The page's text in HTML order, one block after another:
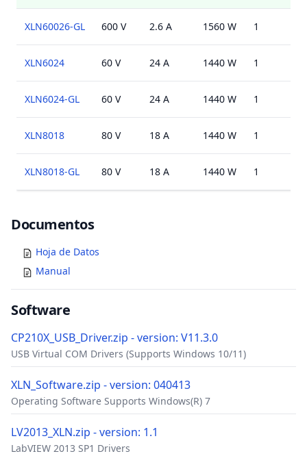
XLN60026-GL 600 V 2.6 A 1560 W 1
XLN6024 60 V 24 A 1440 W 1
XLN6024-GL 60 V 24 A 1440 W 1
XLN8018 80 V 18 A 1440 W 1
XLN8018-GL 80 V 18 A 1440 W 1
Documents
Documentos
Hoja de Datos
Manual
Software
CP210X_USB_Driver.zip - version: V11.3.0
USB Virtual COM Drivers (Supports Windows 10/11)
XLN_Software.zip - version: 040413
Operating Software Supports Windows(R) 7
LV2013_XLN.zip - version: 1.1
LabVIEW 2013 SP1 Drivers